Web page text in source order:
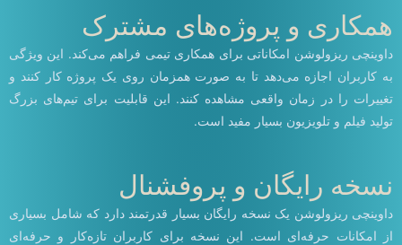
همکاری و پروژه‌های مشترک
داوینچی ریزولوشن امکاناتی برای همکاری تیمی فراهم می‌کند. این ویژگی
به کاربران اجازه می‌دهد تا به صورت همزمان روی یک پروژه کار کنند و
تغییرات را در زمان واقعی مشاهده کنند. این قابلیت برای تیم‌های بزرگ
تولید فیلم و تلویزیون بسیار مفید است.
نسخه رایگان و پروفشنال
داوینچی ریزولوشن یک نسخه رایگان بسیار قدرتمند دارد که شامل بسیاری
از امکانات حرفه‌ای است. این نسخه برای کاربران تازه‌کار و حرفه‌ای